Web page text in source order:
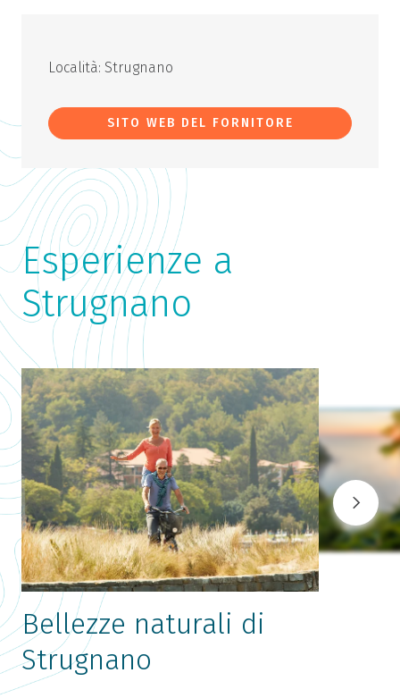
Località: Strugnano
SITO WEB DEL FORNITORE
Esperienze a
Strugnano
Bellezze naturali di
Strugnano